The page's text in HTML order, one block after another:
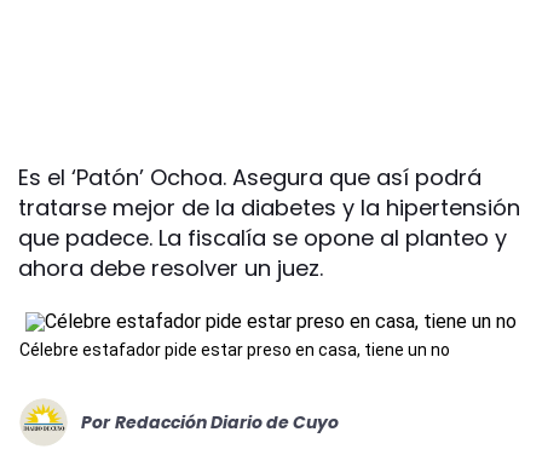
Es el ‘Patón’ Ochoa. Asegura que así podrá
tratarse mejor de la diabetes y la hipertensión
que padece. La fiscalía se opone al planteo y
ahora debe resolver un juez.
Célebre estafador pide estar preso en casa, tiene un no
Por Redacción Diario de Cuyo